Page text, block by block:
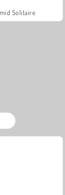
Solitaire